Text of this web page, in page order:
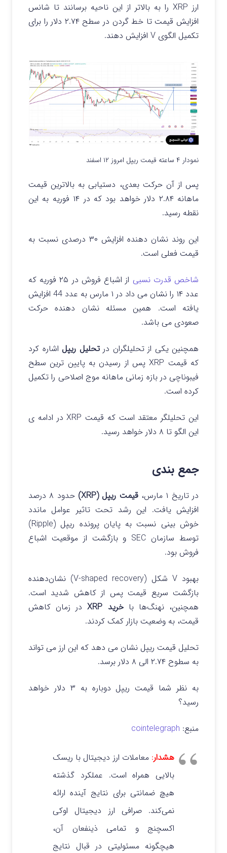
ارز XRP را به بالاتر از این ناحیه برسانند تا شانس
افزایش قیمت تا خط گردن در سطح ۲.۷۴ دلار را برای
تکمیل الگوی V افزایش دهند.
نمودار ۴ ساعته قیمت ریپل امروز ۱۲ اسفند
پس از آن حرکت بعدی، دستیابی به بالاترین قیمت
ماهانه ۲.۸۴ دلار خواهد بود که در ۱۴ فوریه به این
نقطه رسید.
این روند نشان دهنده افزایش ۳۰ درصدی نسبت به
قیمت فعلی است.
شاخص قدرت نسبی
از اشباع فروش در ۲۵ فوریه که
عدد ۱۴ را نشان می داد در ۱ مارس به عدد
افزایش
یافته است. همین مسئله نشان دهنده حرکت
صعودی می باشد.
همچنین یکی از تحلیلگران درتحلیل ریپل اشاره کرد
که قیمت XRP پس از رسیدن به پایین ترین سطح
فیبوناچی در بازه زمانی ماهانه موج اصلاحی را تکمیل
کرده است.
این تحلیلگر معتقد است که قیمت XRP در ادامه ی
این الگو تا ۸ دلار خواهد رسید.
جمع بندی
در تاریخ ۱ مارس، قیمت ریپل (XRP)
حدود ۸ درصد
افزایش یافت. این رشد تحت تاثیر عوامل ماندد
خوش بینی نسبت به پایان پرونده ریپل (Ripple)
توسط سازمان SEC و بازگشت از موقعیت اشباع
فروش بود.
بهبود V شکل (V-shaped recovery) نشان‌دهنده
بازگشت سریع قیمت پس از کاهش شدید است.
همچنین، نهنگ‌ها با خرید XRP
در زمان کاهش
قیمت، به وضعیت بازار کمک کردند.
تحلیل قیمت ریپل نشان می دهد که این ارز می تواند
به سطوح ۲.۷۴ الی ۸ دلار برسد.
به نظر شما قیمت ریپل دوباره به ۳ دلار خواهد
رسید؟
منبع: cointelegraph
هشدار: معاملات ارز دیجیتال با ریسک
بالایی همراه است. عملکرد گذشته
هیچ ضمانتی برای نتایج آینده ارائه
نمی‌کند. صرافی ارز دیجیتال اوکی
اکسچنج و تمامی ذینفعان آن،
هیچگونه مسئولیتی در قبال نتایج